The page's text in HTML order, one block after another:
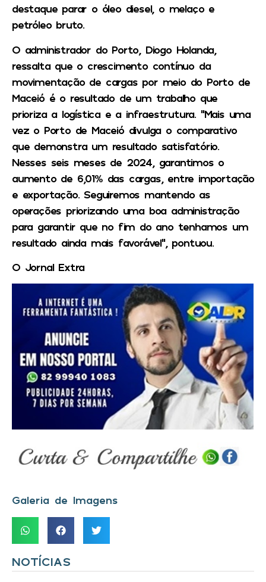
destaque parar o óleo diesel, o melaço e
petróleo bruto.
O administrador do Porto, Diogo Holanda,
ressalta que o crescimento contínuo da
movimentação de cargas por meio do Porto de
Maceió é o resultado de um trabalho que
prioriza a logística e a infraestrutura. “Mais uma
vez o Porto de Maceió divulga o comparativo
que demonstra um resultado satisfatório.
Nesses seis meses de 2024, garantimos o
aumento de 6,01% das cargas, entre importação
e exportação. Seguiremos mantendo as
operações priorizando uma boa administração
para garantir que no fim do ano tenhamos um
resultado ainda mais favorável”, pontuou.
O Jornal Extra
Galeria de Imagens
NOTÍCIAS